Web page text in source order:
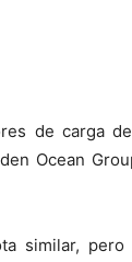
de carga
Ocean
similar,